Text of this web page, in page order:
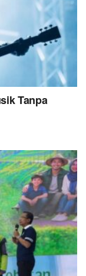
Tanpa